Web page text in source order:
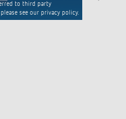
to third party
see our privacy policy.